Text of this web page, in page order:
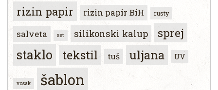
rizin papir rizin papir BiH rusty
salveta set silikonski kalup sprej
staklo tekstil tuš uljana UV
vosak šablon